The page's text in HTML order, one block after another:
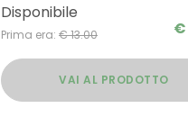
Disponibile
Prima era: €13.00 €
VAI AL PRODOTTO